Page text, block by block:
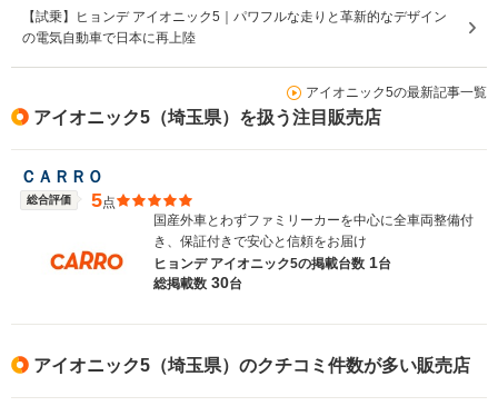
【試乗】ヒョンデ アイオニック5｜パワフルな走りと革新的なデザイン
の電気自動車で日本に再上陸
アイオニック5の最新記事一覧
アイオニック5（埼玉県）を扱う注目販売店
ＣＡＲＲＯ
総合評価 5点
国産外車とわずファミリーカーを中心に全車両整備付
き、保証付きで安心と信頼をお届け
ヒョンデ アイオニック5の掲載台数 1台
総掲載数 30台
アイオニック5（埼玉県）のクチコミ件数が多い販売店